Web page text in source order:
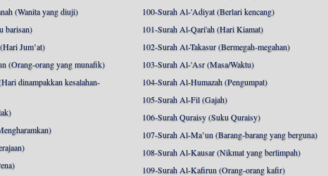
(Wanita yang diuji)
barisan)
Jum’at)
(Orang-orang yang munafik)
dinampakkan kesalahan-
100-Surah Al-'Adiyat (Berlari kencang)
101-Surah Al-Qari'ah (Hari Kiamat)
102-Surah At-Takasur (Bermegah-megahan)
103-Surah Al-'Asr (Masa/Waktu)
104-Surah Al-Humazah (Pengumpat)
105-Surah Al-Fil (Gajah)
106-Surah Quraisy (Suku Quraisy)
107-Surah Al-Ma’un (Barang-barang yang berguna)
108-Surah Al-Kausar (Nikmat yang berlimpah)
109-Surah Al-Kafirun (Orang-orang kafir)